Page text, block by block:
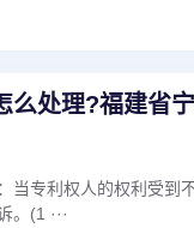
处理?福建省宁
当专利权人的权利受到
(1 ···